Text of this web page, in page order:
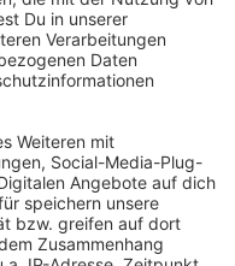
Sie die
Sie der
um dieses
Consent